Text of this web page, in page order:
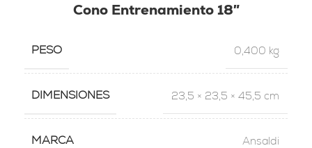
Cono Entrenamiento 18″
PESO 0,400 kg
DIMENSIONES 23,5 × 23,5 × 45,5 cm
MARCA Ansaldi